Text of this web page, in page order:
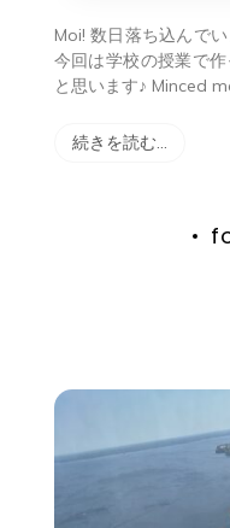
Moi! 数日落ち込んで
今回は学校の授業で
と思います♪ Minced
続きを読む…